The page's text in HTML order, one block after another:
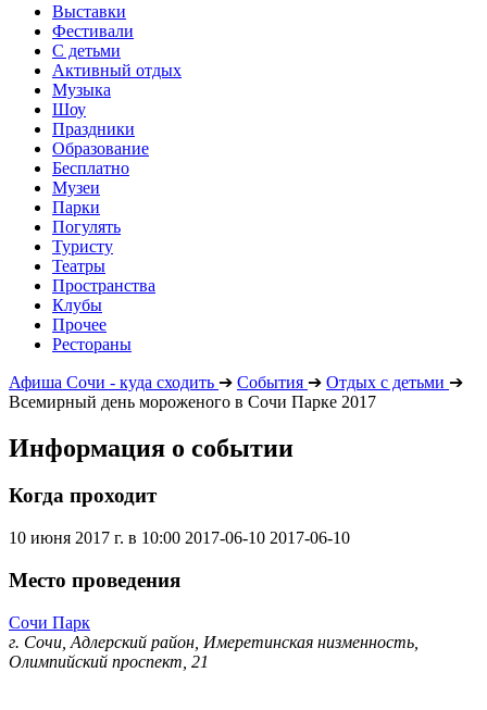
Выставки
Фестивали
С детьми
Активный отдых
Музыка
Шоу
Праздники
Образование
Бесплатно
Музеи
Парки
Погулять
Туристу
Театры
Пространства
Клубы
Прочее
Рестораны
Афиша Сочи - куда сходить ➔ События ➔ Отдых с детьми ➔
Всемирный день мороженого в Сочи Парке 2017
Информация о событии
Когда проходит
10 июня 2017 г. в 10:00 2017-06-10 2017-06-10
Место проведения
Сочи Парк
г. Сочи, Адлерский район, Имеретинская низменность,
Олимпийский проспект, 21